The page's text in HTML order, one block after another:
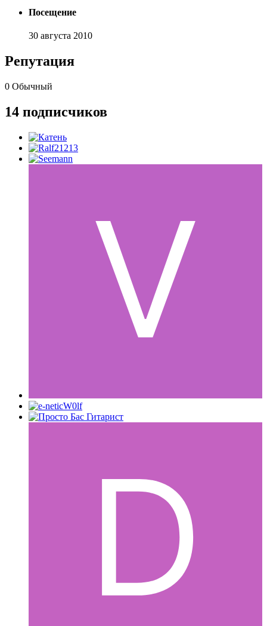
Посещение
30 августа 2010
Репутация
0 Обычный
14 подписчиков